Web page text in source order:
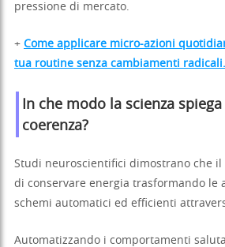
pressione di mercato.
+ Come applicare micro-azioni
tua routine senza cambiamenti radicali.
In che modo la scienza
coerenza?
Studi neuroscientifici dimostrano che il
di conservare energia trasformando le
schemi automatici ed efficienti
Automatizzando i comportamenti